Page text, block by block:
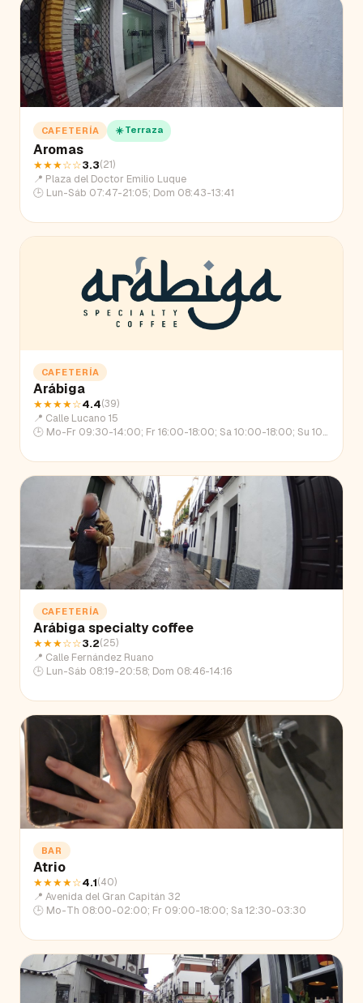
CAFETERÍA ☀️ Terraza
Aromas
★★★☆☆3.3(21)
📍 Plaza del Doctor Emilio Luque
🕒 Lun-Sáb 07:47-21:05; Dom 08:43-13:41
CAFETERÍA
Arábiga
★★★★☆4.4(39)
📍 Calle Lucano 15
🕒 Mo-Fr 09:30-14:00; Fr 16:00-18:00; Sa 10:00-18:00; Su 10:00-14:00
CAFETERÍA
Arábiga specialty coffee
★★★☆☆3.2(25)
📍 Calle Fernández Ruano
🕒 Lun-Sáb 08:19-20:58; Dom 08:46-14:16
BAR
Atrio
★★★★☆4.1(40)
📍 Avenida del Gran Capitán 32
🕒 Mo-Th 08:00-02:00; Fr 09:00-18:00; Sa 12:30-03:30